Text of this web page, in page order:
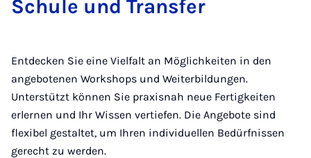
Schu­le und Trans­fer
Entdecken Sie eine Vielfalt an Möglichkeiten in den
angebotenen Workshops und Weiterbildungen.
Unterstützt können Sie praxisnah neue Fertigkeiten
erlernen und Ihr Wissen vertiefen. Die Angebote sind
flexibel gestaltet, um Ihren individuellen Bedürfnissen
gerecht zu werden.